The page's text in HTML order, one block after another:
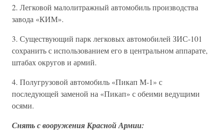
2. Легковой малолитражный автомобиль производства
завода «КИМ».
3. Существующий парк легковых автомобилей ЗИС-101
сохранить с использованием его в центральном аппарате,
штабах округов и армий.
4. Полугрузовой автомобиль «Пикап М-1» с
последующей заменой на «Пикап» с обеими ведущими
осями.
Снять с вооружения Красной Армии: